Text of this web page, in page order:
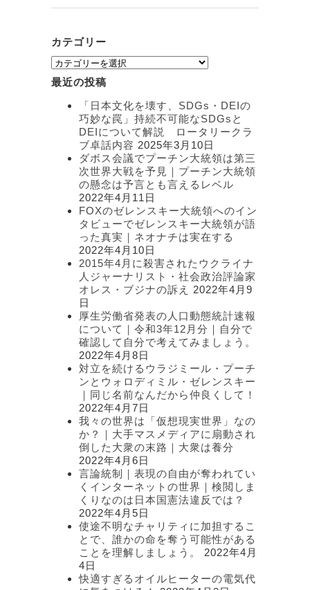
カテゴリー
カ
テ
ゴ
最近の投稿
「日本文化を壊す、SDGs・DEIの
巧妙な罠」持続不可能なSDGsと
DEIについて解説 ロータリークラ
ブ卓話内容 2025年3月10日
ダボス会議でプーチン大統領は第三
次世界大戦を予見｜プーチン大統領
の懸念は予言とも言えるレベル
2022年4月11日
FOXのゼレンスキー大統領へのイン
タビューでゼレンスキー大統領が語
った真実｜ネオナチは実在する
2022年4月10日
2015年4月に殺害されたウクライナ
人ジャーナリスト・社会政治評論家
オレス・ブジナの訴え
2022年4月9
日
厚生労働省発表の人口動態統計速報
について｜令和3年12月分｜自分で
確認して自分で考えてみましょう。
2022年4月8日
対立を続けるウラジミール・プーチ
ンとウォロディミル・ゼレンスキー
｜同じ名前なんだから仲良くして！
2022年4月7日
我々の世界は「仮想現実世界」なの
か？｜大手マスメディアに扇動され
倒した大衆の末路｜大衆は養分
2022年4月6日
言論統制｜表現の自由が奪われてい
くインターネットの世界｜検閲しま
くりなのは日本国憲法違反では？
2022年4月5日
使途不明なチャリティに加担するこ
とで、誰かの命を奪う可能性がある
ことを理解しましょう。
2022年4月
4日
快適すぎるオイルヒーターの電気代